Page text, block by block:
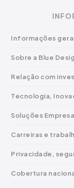
Informações
Sobre a Blue
Relação com
Tecnologia,
Soluções
Carreiras e
Privacidade,
Cobertura